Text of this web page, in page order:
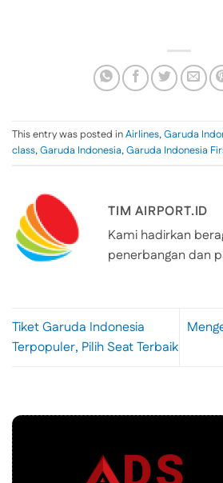
This entry was posted inAirlines,Garuda
class,Garuda Indonesia,Garuda Indonesia
TIM AIRPORT.ID
Kami hadirkan
penerbangan dan
Tiket Garuda Indonesia
Terpopuler, Pilih Seat Terbaik